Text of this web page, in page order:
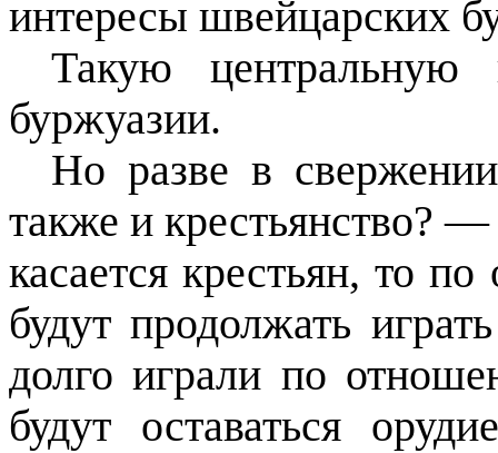
интересы швейцарских
Такую центральную
буржуазии.
Но разве в
также и крестьянство?
касается крестьян, то
будут продолжать
долго играли по
будут оставаться